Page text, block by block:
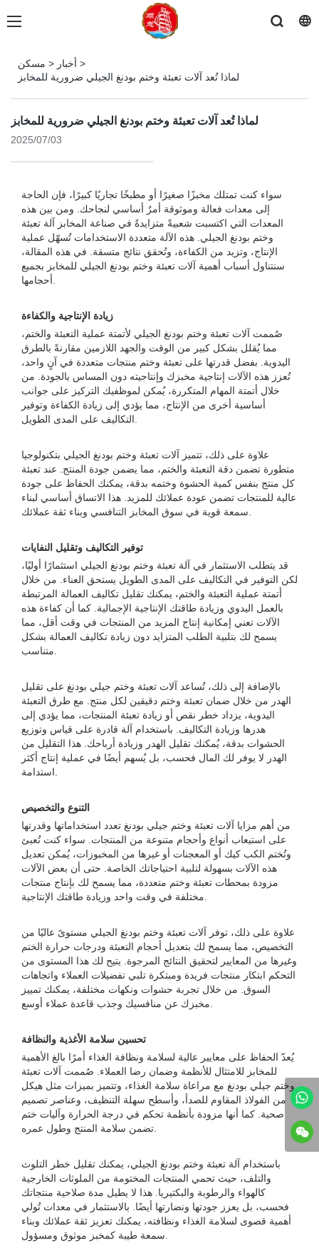
مسكن > أخبار >
لماذا تُعد آلات تعبئة وختم بودنغ الجيلي ضرورية للمخابز
لماذا تُعد آلات تعبئة وختم بودنغ الجيلي ضرورية للمخابز
2025/07/03
سواء كنت تمتلك مخبزًا صغيرًا أو مطبخًا تجاريًا كبيرًا، فإن الحاجة
إلى معدات فعالة وموثوقة أمرٌ أساسي لنجاحك. ومن بين هذه
المعدات التي اكتسبت شعبيةً متزايدةً في صناعة المخابز آلة تعبئة
وختم بودنغ الجيلي. هذه الآلة متعددة الاستخدامات تُسهّل عملية
الإنتاج، وتزيد من الكفاءة، وتُحقق نتائج متسقة. في هذه المقالة،
سنتناول أسباب أهمية آلات تعبئة وختم بودنغ الجيلي للمخابز بجميع
زيادة الإنتاجية والكفاءة
صُممت آلات تعبئة وختم بودنغ الجيلي لأتمتة عملية التعبئة والختم،
مما يُقلل بشكل كبير من الوقت والجهد اللازمين مقارنةً بالطرق
اليدوية. بفضل قدرتها على تعبئة وختم منتجات متعددة في آنٍ واحد،
تُعزز هذه الآلات إنتاجية مخبزك وإنتاجيته دون المساس بالجودة. من
خلال أتمتة المهام المتكررة، يُمكن لموظفيك التركيز على جوانب
أساسية أخرى من الإنتاج، مما يؤدي إلى زيادة الكفاءة وتوفير
علاوة على ذلك، تتميز آلات تعبئة وختم بودنغ الجيلي بتكنولوجيا
متطورة تضمن دقة التعبئة والختم، مما يضمن جودة المنتج. عند تعبئة
كل منتج بنفس كمية الحشوة وختمه بدقة، يمكنك الحفاظ على جودة
عالية للمنتجات تضمن عودة عملائك للمزيد. هذا الاتساق أساسي لبناء
توفير التكاليف وتقليل النفايات
قد يتطلب الاستثمار في آلة تعبئة وختم بودنغ الجيلي استثمارًا أوليًا،
لكن التوفير في التكاليف على المدى الطويل يستحق العناء. من خلال
أتمتة عملية التعبئة والختم، يمكنك تقليل تكاليف العمالة المرتبطة
بالعمل اليدوي وزيادة طاقتك الإنتاجية الإجمالية. كما أن كفاءة هذه
الآلات تعني إمكانية إنتاج المزيد من المنتجات في وقت أقل، مما
يسمح لك بتلبية الطلب المتزايد دون زيادة تكاليف العمالة بشكل
بالإضافة إلى ذلك، تُساعد آلات تعبئة وختم جيلي بودنغ على تقليل
الهدر من خلال ضمان تعبئة وختم دقيقين لكل منتج. مع طرق التعبئة
اليدوية، يزداد خطر نقص أو زيادة تعبئة المنتجات، مما يؤدي إلى
هدرها وزيادة التكاليف. باستخدام آلة قادرة على قياس وتوزيع
الحشوات بدقة، يُمكنك تقليل الهدر وزيادة أرباحك. هذا التقليل من
الهدر لا يوفر لك المال فحسب، بل يُسهم أيضًا في عملية إنتاج أكثر
التنوع والتخصيص
من أهم مزايا آلات تعبئة وختم جيلي بودنغ تعدد استخداماتها وقدرتها
على استيعاب أنواع وأحجام متنوعة من المنتجات. سواء كنت تُعبئ
وتُختم الكب كيك أو المعجنات أو غيرها من المخبوزات، يُمكن تعديل
هذه الآلات بسهولة لتلبية احتياجاتك الخاصة. حتى أن بعض الآلات
مزودة بمحطات تعبئة وختم متعددة، مما يسمح لك بإنتاج منتجات
علاوة على ذلك، توفر آلات تعبئة وختم بودنغ الجيلي مستوىً عاليًا من
التخصيص، مما يسمح لك بتعديل أحجام التعبئة ودرجات حرارة الختم
وغيرها من المعايير لتحقيق النتائج المرجوة. يتيح لك هذا المستوى من
التحكم ابتكار منتجات فريدة ومبتكرة تلبي تفضيلات العملاء واتجاهات
السوق. من خلال تجربة حشوات ونكهات مختلفة، يمكنك تمييز
تحسين سلامة الأغذية والنظافة
يُعدّ الحفاظ على معايير عالية لسلامة ونظافة الغذاء أمرًا بالغ الأهمية
للمخابز للامتثال للأنظمة وضمان رضا العملاء. صُممت آلات تعبئة
وختم جيلي بودنغ مع مراعاة سلامة الغذاء، وتتميز بميزات مثل هيكل
من الفولاذ المقاوم للصدأ، وأسطح سهلة التنظيف، وعناصر تصميم
صحية. كما أنها مزودة بأنظمة تحكم في درجة الحرارة وآليات ختم
باستخدام آلة تعبئة وختم بودنغ الجيلي، يمكنك تقليل خطر التلوث
والتلف، حيث تحمي المنتجات المختومة من الملوثات الخارجية
كالهواء والرطوبة والبكتيريا. هذا لا يطيل مدة صلاحية منتجاتك
فحسب، بل يعزز جودتها ونضارتها أيضًا. بالاستثمار في معدات تُولي
أهمية قصوى لسلامة الغذاء ونظافته، يمكنك تعزيز ثقة عملائك وبناء